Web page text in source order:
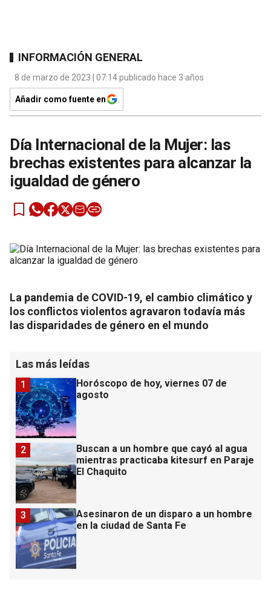
INFORMACIÓN GENERAL
8 de marzo de 2023 | 07:14 publicado hace 3 años
Añadir como fuente en
Día Internacional de la Mujer: las
brechas existentes para alcanzar la
igualdad de género
La pandemia de COVID-19, el cambio climático y
los conflictos violentos agravaron todavía más
las disparidades de género en el mundo
Las más leídas
Horóscopo de hoy, viernes 07 de
agosto
1
Buscan a un hombre que cayó al agua
mientras practicaba kitesurf en Paraje
El Chaquito
2
Asesinaron de un disparo a un hombre
en la ciudad de Santa Fe
3